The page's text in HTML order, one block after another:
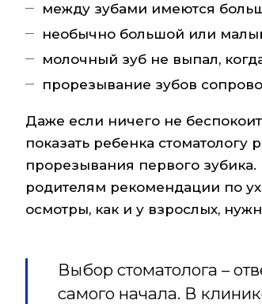
между зубами имеются
необычно большой или
молочный зуб не выпал,
прорезывание зубов
Даже если ничего не
показать ребенка
прорезывания первого зубика.
родителям рекомендации по
осмотры, как и у взрослых,
Выбор стоматолога –
самого начала. В